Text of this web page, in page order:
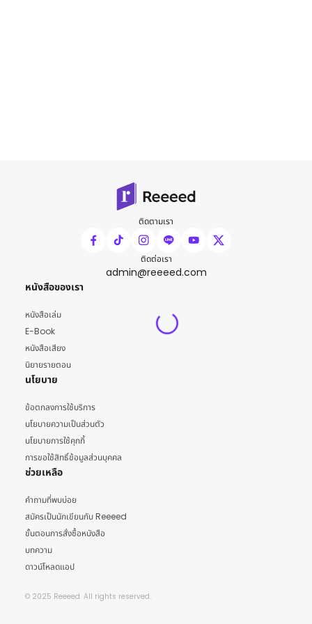
ติดตามเรา
ติดต่อเรา
admin@reeeed.com
หนังสือของเรา
หนังสือเล่ม
E-Book
หนังสือเสียง
นิยายรายตอน
นโยบาย
ข้อตกลงการใช้บริการ
นโยบายความเป็นส่วนตัว
นโยบายการใช้คุกกี้
การขอใช้สิทธิ์ข้อมูลส่วนบุคคล
ช่วยเหลือ
คำถามที่พบบ่อย
สมัครเป็นนักเขียนกับ Reeeed
ขั้นตอนการสั่งซื้อหนังสือ
บทความ
ดาวน์โหลดแอป
© 2025 Reeeed. All rights reserved.